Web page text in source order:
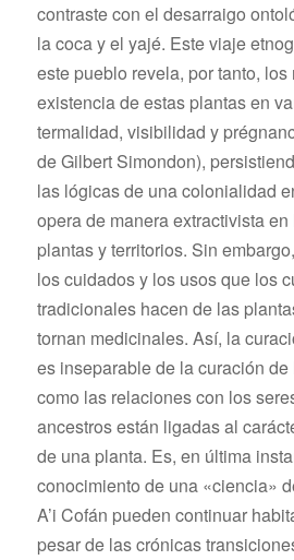
contraste con el desarraigo
la coca y el yajé. Este viaje
este pueblo revela, por tanto, los
existencia de estas plantas en
termalidad, visibilidad y
de Gilbert Simondon),
las lógicas de una colonialidad
opera de manera extractivista
plantas y territorios. Sin
los cuidados y los usos que los
tradicionales hacen de las
tornan medicinales. Así, la
es inseparable de la curación
como las relaciones con los
ancestros están ligadas al
de una planta. Es, en última
conocimiento de una «ciencia»
A’i Cofán pueden continuar
pesar de las crónicas